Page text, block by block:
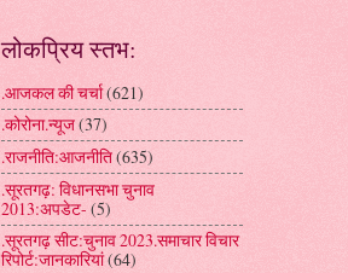
लोकप्रिय स्तभ:
.आजकल की चर्चा(621)
.कोरोना.न्यूज(37)
.राजनीति:आजनीति(635)
.सूरतगढ़: विधानसभा चुनाव
2013:अपडेट- (5)
.सूरतगढ़ सीट:चुनाव 2023.समाचार विचार
रिपोर्ट:जानकारियां(64)